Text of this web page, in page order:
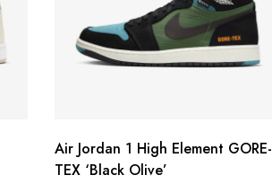
Air Jordan 1 High Element GORE-
TEX ‘Black Olive’